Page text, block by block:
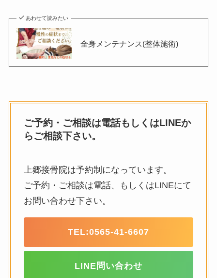
あわせて読みたい
全身メンテナンス(整体施術)
ご予約・ご相談は電話もしくはLINEか
らご相談下さい。
上郷接骨院は予約制になっています。
ご予約・ご相談は電話、もしくはLINEにて
お問い合わせ下さい。
TEL:0565-41-6607
LINE問い合わせ